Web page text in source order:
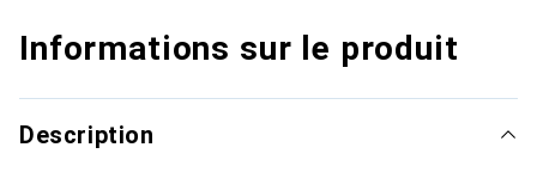
Informations sur le produit
Description